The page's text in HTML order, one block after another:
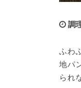
調
ふわ
地パ
られ